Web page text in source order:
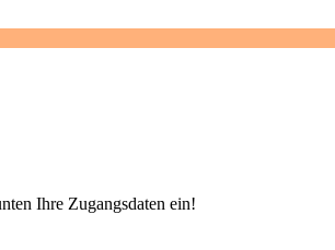
Ihre Zugangsdaten ein!